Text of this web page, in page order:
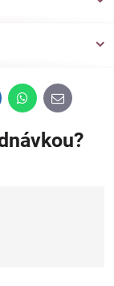
WhatsApp
E-
mail